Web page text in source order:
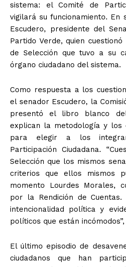
sistema: el Comité de
vigilará su funcionamiento. En
Escudero, presidente del
Partido Verde, quien
de Selección que tuvo a su
órgano ciudadano del sistema.
Como respuesta a los
el senador Escudero, la
presentó el libro blanco
explican la metodología y los
para elegir a los
Participación Ciudadana.
Selección que los mismos
criterios que ellos mismos
momento Lourdes Morales,
por la Rendición de Cuentas.
intencionalidad política y
políticos que están
El último episodio de
ciudadanos que han